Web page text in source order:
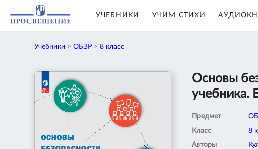
УЧЕБНИКИ УЧИМ СТИХИ
Учебники >ОБЗР >8 класс
Основы
учебника.
Предмет
Класс
8
Авторы